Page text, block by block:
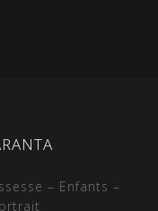
– Enfants –